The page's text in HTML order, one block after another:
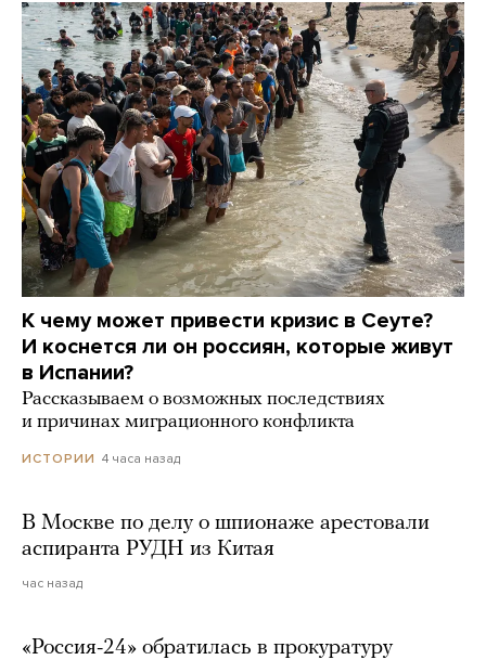
К чему может привести кризис в Сеуте?
И коснется ли он россиян, которые живут
в Испании?
Рассказываем о возможных последствиях
и причинах миграционного конфликта
ИСТОРИИ 4 часа назад
В Москве по делу о шпионаже арестовали
аспиранта РУДН из Китая
час назад
«Россия-24» обратилась в прокуратуру